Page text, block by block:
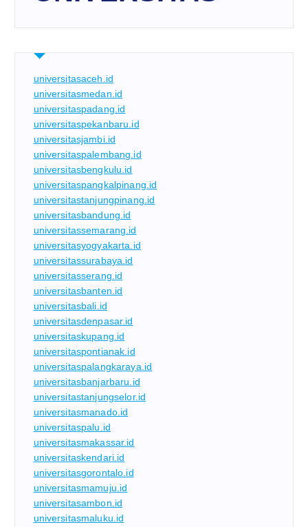
universitasaceh.id
universitasmedan.id
universitaspadang.id
universitaspekanbaru.id
universitasjambi.id
universitaspalembang.id
universitasbengkulu.id
universitaspangkalpinang.id
universitastanjungpinang.id
universitasbandung.id
universitassemarang.id
universitasyogyakarta.id
universitassurabaya.id
universitasserang.id
universitasbanten.id
universitasbali.id
universitasdenpasar.id
universitaskupang.id
universitaspontianak.id
universitaspalangkaraya.id
universitasbanjarbaru.id
universitastanjungselor.id
universitasmanado.id
universitaspalu.id
universitasmakassar.id
universitaskendari.id
universitasgorontalo.id
universitasmamuju.id
universitasambon.id
universitasmaluku.id